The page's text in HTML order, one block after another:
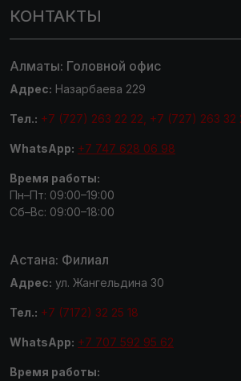
КОНТАКТЫ
Алматы: Головной офис
Адрес: Назарбаева 229
Тел.: +7 (727) 263 22 22, +7 (727) 263 32
WhatsApp: +7 747 628 06 98
Время работы:
Пн–Пт: 09:00–19:00
Сб–Вс: 09:00–18:00
Астана: Филиал
Адрес: ул. Жангельдина 30
Тел.: +7 (7172) 32 25 18
WhatsApp: +7 707 592 95 62
Время работы: